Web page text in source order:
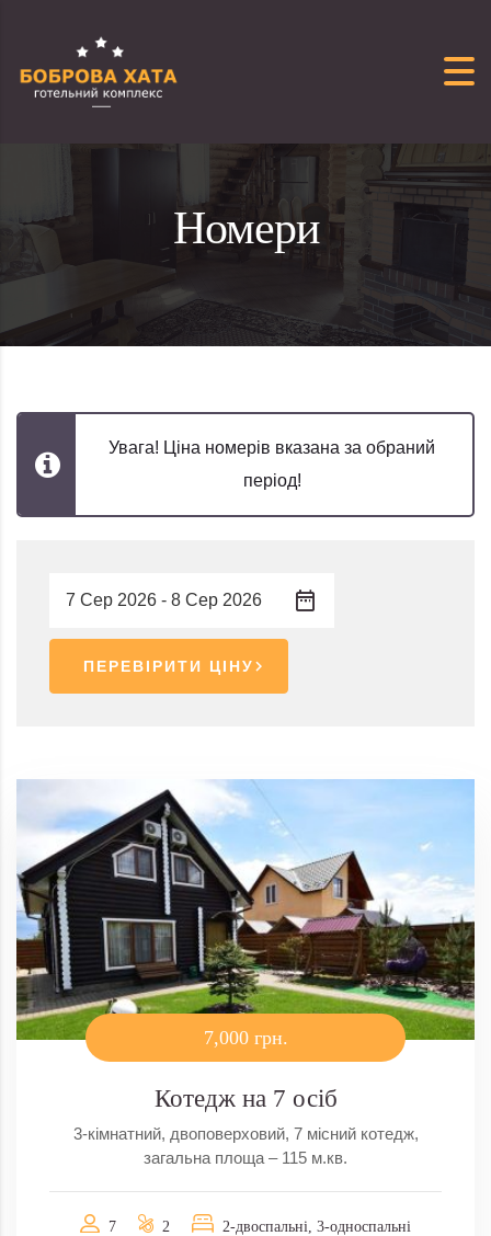
Номери
Увага! Ціна номерів вказана за обраний
період!
ПЕРЕВІРИТИ ЦІНУ
7,000 грн.
Котедж на 7 осіб
3-кімнатний, двоповерховий, 7 місний котедж,
загальна площа – 115 м.кв.
7 2
2-двоспальні, 3-односпальні